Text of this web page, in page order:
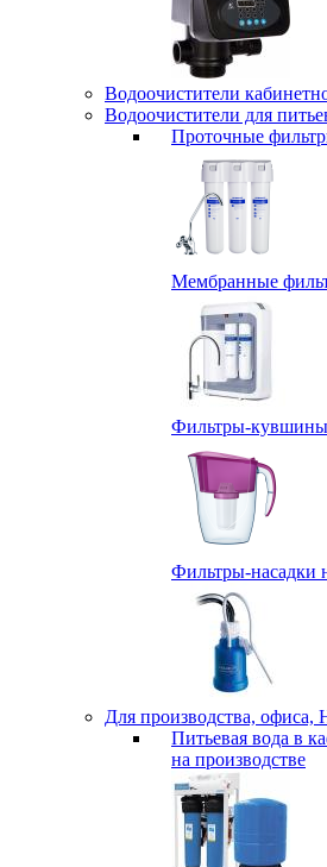
Водоочистители
Водоочистители для
Проточные
Мембранные
Фильтры-кувшины
Фильтры-насадки
Для производства, офиса,
Питьевая вода в
на производстве